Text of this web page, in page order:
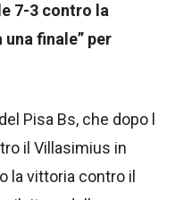
7-3 contro la
finale” per
Pisa Bs, che dopo l
il Villasimius in
la vittoria contro il